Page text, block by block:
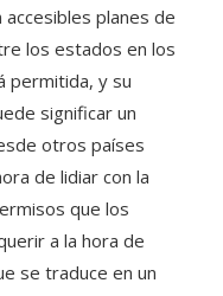
accesibles planes de
los estados en los
permitida, y su
significar un
otros países
de lidiar con la
que los
a la hora de
se traduce en un